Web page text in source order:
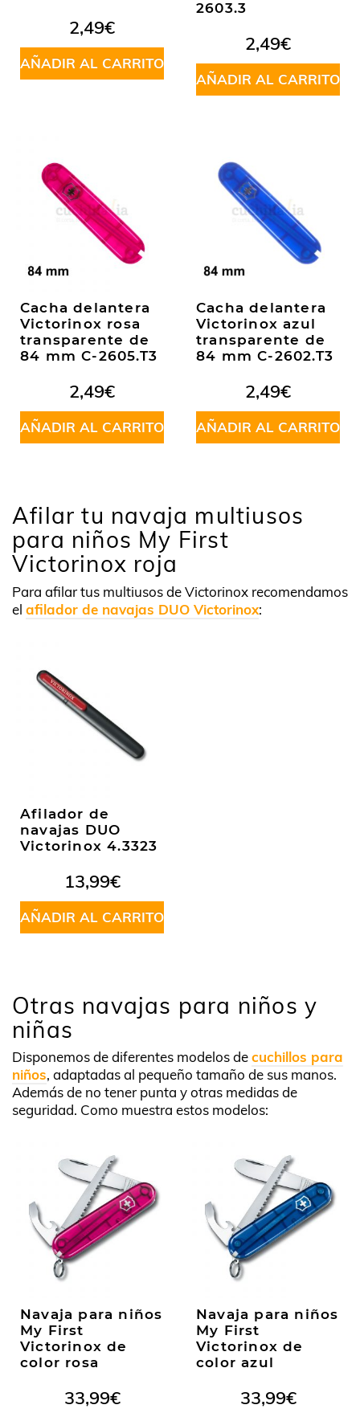
2,49€
AÑADIR AL CARRITO
2603.3
2,49€
AÑADIR AL CARRITO
Cacha delantera
Victorinox rosa
transparente de
84 mm C-2605.T3
2,49€
AÑADIR AL CARRITO
Cacha delantera
Victorinox azul
transparente de
84 mm C-2602.T3
2,49€
AÑADIR AL CARRITO
Afilar tu navaja multiusos
para niños My First
Victorinox roja
Para afilar tus multiusos de Victorinox recomendamos
el afilador de navajas DUO Victorinox:
Afilador de
navajas DUO
Victorinox 4.3323
13,99€
AÑADIR AL CARRITO
Otras navajas para niños y
niñas
Disponemos de diferentes modelos decuchillos para
niños, adaptadas al pequeño tamaño de sus manos.
Además de no tener punta y otras medidas de
seguridad. Como muestra estos modelos:
Navaja para niños
My First
Victorinox de
color rosa
33,99€
Navaja para niños
My First
Victorinox de
color azul
33,99€